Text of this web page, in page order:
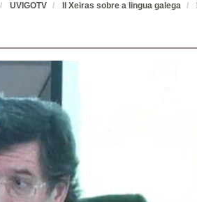
UVIGOTV II Xeiras sobre a lingua galega